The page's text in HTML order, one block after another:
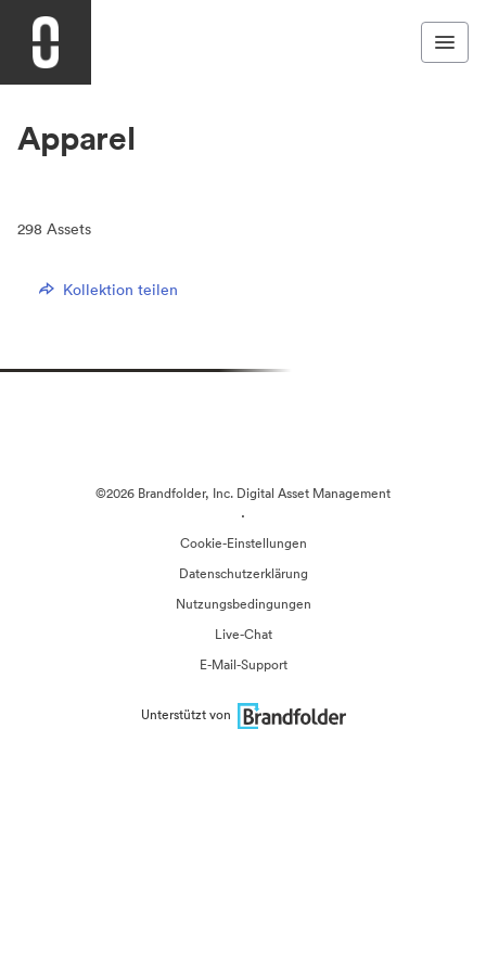
Apparel
298 Assets
Kollektion teilen
©2026 Brandfolder, Inc. Digital Asset Management
·
Cookie-Einstellungen
Datenschutzerklärung
Nutzungsbedingungen
Live-Chat
E-Mail-Support
Unterstützt von